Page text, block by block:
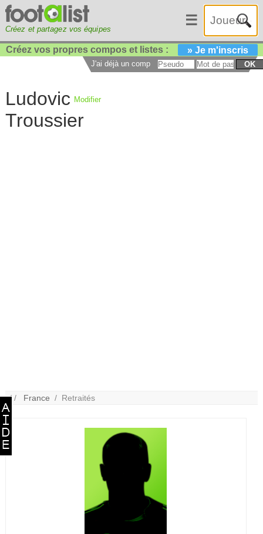
Créez et partagez vos équipes
☰
Créez vos propres compos et listes : » Je m'inscris
J'ai déjà un compte : OK
Ludovic
Troussier
Modifier
/ / France / Retraités